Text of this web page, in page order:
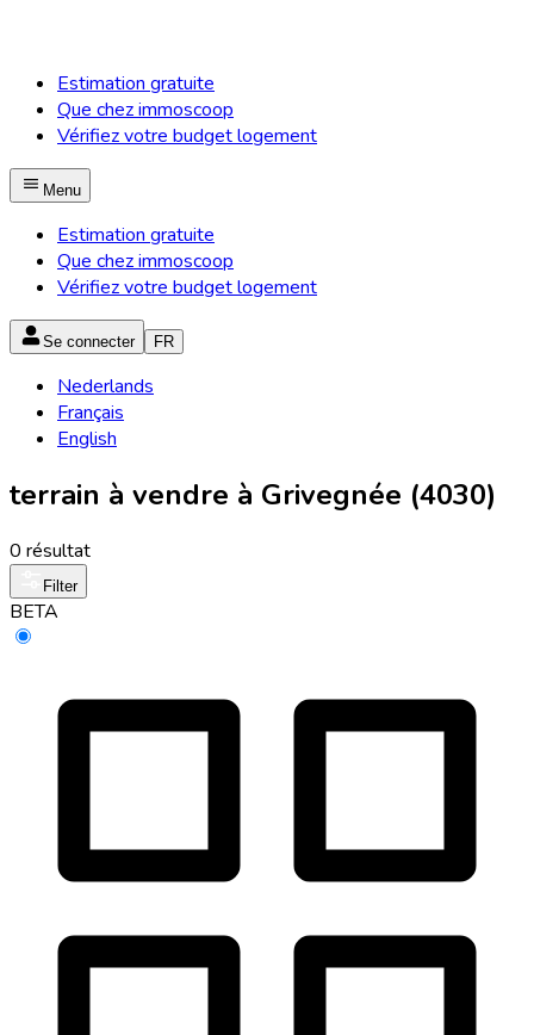
Estimation gratuite
Que chez immoscoop
Vérifiez votre budget logement
Menu
Estimation gratuite
Que chez immoscoop
Vérifiez votre budget logement
Se connecter FR
Nederlands
Français
English
terrain à vendre à Grivegnée (4030)
0 résultat
Filter
BETA